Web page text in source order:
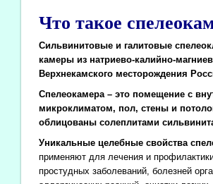
Что такое
Сильвинитовые и галитовые
камеры из натриево-калийно-
Верхнекамского месторождения
Спелеокамера – это помещение с
микроклиматом, пол, стены и
облицованы солеплитами
Уникальные целебные свойства
применяют для лечения и
простудных заболеваний, болезней